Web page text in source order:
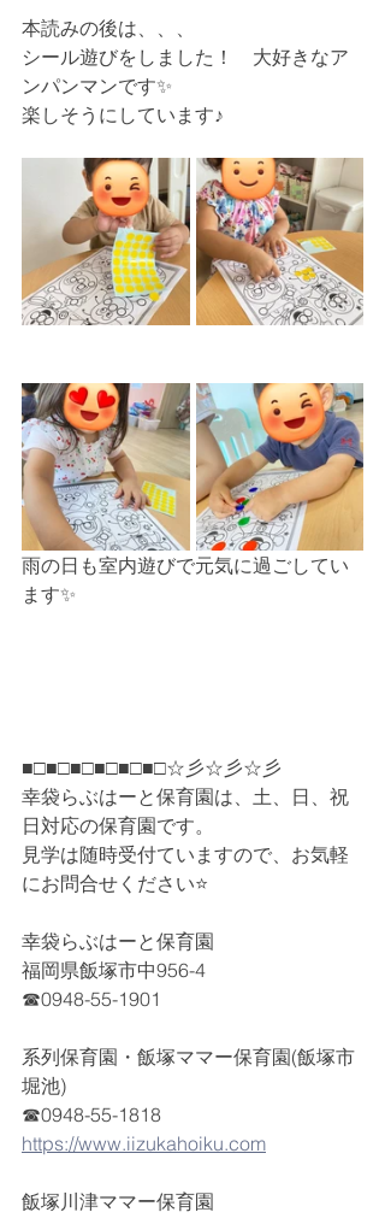
本読みの後は、、、
シール遊びをしました！　大好きなア
ンパンマンです✨
楽しそうにしています♪
雨の日も室内遊びで元気に過ごしてい
ます✨
■□■□■□■□■□■□☆彡☆彡☆彡
幸袋らぶはーと保育園は、土、日、祝
日対応の保育園です。
見学は随時受付ていますので、お気軽
にお問合せください⭐
幸袋らぶはーと保育園
福岡県飯塚市中956-4
☎0948-55-1901
系列保育園・飯塚ママー保育園(飯塚市
堀池)
☎0948-55-1818
https://www.iizukahoiku.com
飯塚川津ママー保育園